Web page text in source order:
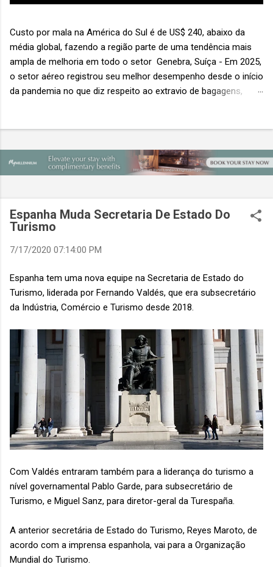
Custo por mala na América do Sul é de US$ 240, abaixo da
média global, fazendo a região parte de uma tendência mais
ampla de melhoria em todo o setor Genebra, Suíça - Em 2025,
o setor aéreo registrou seu melhor desempenho desde o início
da pandemia no que diz respeito ao extravio de bagagens,
“Baggage IT Insights” de 2026 da SITA, a 20ª edição anual
desse importante estudo de referência à indústria. (© SITA)
custa ao setor US$ 6,3 bilhões anualmente. Cada mala
extraviada acarreta um custo médio de US$ 260. Com um
extraviada anula o lucro de mais de 30 assentos vendidos, e
Espanha Muda Secretaria De Estado Do
Turismo
7/17/2020 07:14:00 PM
Espanha tem uma nova equipe na Secretaria de Estado do
Turismo, liderada por Fernando Valdés, que era subsecretário
da Indústria, Comércio e Turismo desde 2018.
Com Valdés entraram também para a liderança do turismo a
nível governamental Pablo Garde, para subsecretário de
Turismo, e Miguel Sanz, para diretor-geral da Turespaña.
A anterior secretária de Estado do Turismo, Reyes Maroto, de
acordo com a imprensa espanhola, vai para a Organização
Mundial do Turismo.